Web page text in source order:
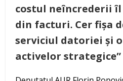
costul neîncrederii
din facturi. Cer fișa
serviciul datoriei și
activelor strategice”